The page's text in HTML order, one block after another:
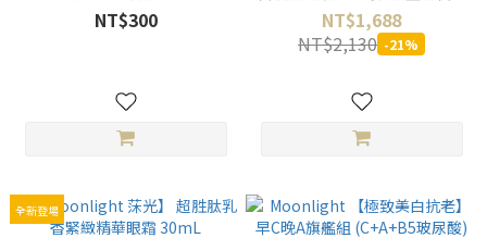
NT$300
充錠60天份
NT$1,688
NT$2,130 -21%
全新登場